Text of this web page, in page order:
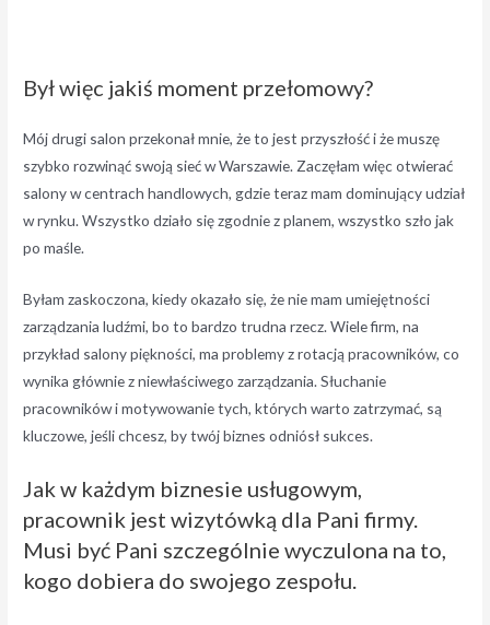
Był więc jakiś moment przełomowy?
Mój drugi salon przekonał mnie, że to jest przyszłość i że muszę
szybko rozwinąć swoją sieć w Warszawie. Zaczęłam więc otwierać
salony w centrach handlowych, gdzie teraz mam dominujący udział
w rynku. Wszystko działo się zgodnie z planem, wszystko szło jak
po maśle.
Byłam zaskoczona, kiedy okazało się, że nie mam umiejętności
zarządzania ludźmi, bo to bardzo trudna rzecz. Wiele firm, na
przykład salony piękności, ma problemy z rotacją pracowników, co
wynika głównie z niewłaściwego zarządzania. Słuchanie
pracowników i motywowanie tych, których warto zatrzymać, są
kluczowe, jeśli chcesz, by twój biznes odniósł sukces.
Jak w każdym biznesie usługowym,
pracownik jest wizytówką dla Pani firmy.
Musi być Pani szczególnie wyczulona na to,
kogo dobiera do swojego zespołu.